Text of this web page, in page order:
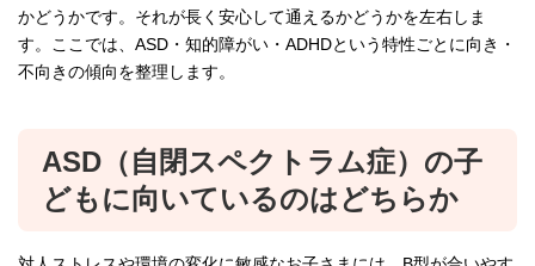
かどうかです。それが長く安心して通えるかどうかを左右しま
す。ここでは、ASD・知的障がい・ADHDという特性ごとに向き・
不向きの傾向を整理します。
ASD（自閉スペクトラム症）の子
どもに向いているのはどちらか